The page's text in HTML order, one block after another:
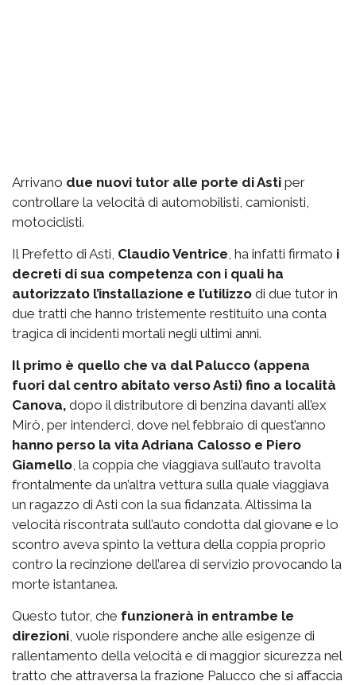
Arrivano due nuovi tutor alle porte di Asti per
controllare la velocità di automobilisti, camionisti,
motociclisti.
Il Prefetto di Asti, Claudio Ventrice, ha infatti firmato i
decreti di sua competenza con i quali ha
autorizzato l’installazione e l’utilizzo di due tutor in
due tratti che hanno tristemente restituito una conta
tragica di incidenti mortali negli ultimi anni.
Il primo è quello che va dal Palucco (appena
fuori dal centro abitato verso Asti) fino a località
Canova, dopo il distributore di benzina davanti all’ex
Mirò, per intenderci, dove nel febbraio di quest’anno
hanno perso la vita Adriana Calosso e Piero
Giamello, la coppia che viaggiava sull’auto travolta
frontalmente da un’altra vettura sulla quale viaggiava
un ragazzo di Asti con la sua fidanzata. Altissima la
velocità riscontrata sull’auto condotta dal giovane e lo
scontro aveva spinto la vettura della coppia proprio
contro la recinzione dell’area di servizio provocando la
morte istantanea.
Questo tutor, che funzionerà in entrambe le
direzioni, vuole rispondere anche alle esigenze di
rallentamento della velocità e di maggior sicurezza nel
tratto che attraversa la frazione Palucco che si affaccia